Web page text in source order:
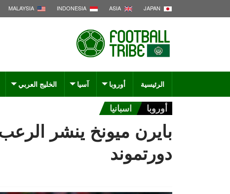
JAPAN
ASIA
INDONESIA
MALAYSIA
الرئيسية أوروبا آسيا الخليج العربي
أوروبا اسبانيا
بايرن ميونخ ينشر
دورتموند